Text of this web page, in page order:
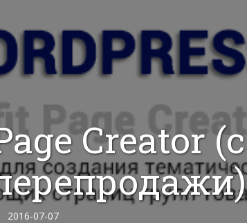
Creator (с
2016-07-07